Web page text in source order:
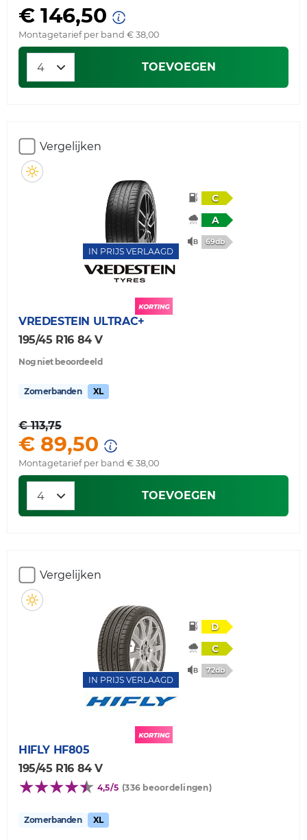
€ 146,50
Montagetarief per band € 38,00
TOEVOEGEN
Vergelijken
IN PRIJS VERLAAGD
C
A
69db
VREDESTEIN ULTRAC+
195/45 R16 84 V
Nog niet beoordeeld
Zomerbanden XL
€ 113,75
€ 89,50
Montagetarief per band € 38,00
TOEVOEGEN
Vergelijken
IN PRIJS VERLAAGD
D
C
72db
HIFLY HF805
195/45 R16 84 V
4,5/5 (336 beoordelingen)
Zomerbanden XL